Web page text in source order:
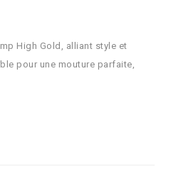
High Gold, alliant style et
pour une mouture parfaite,